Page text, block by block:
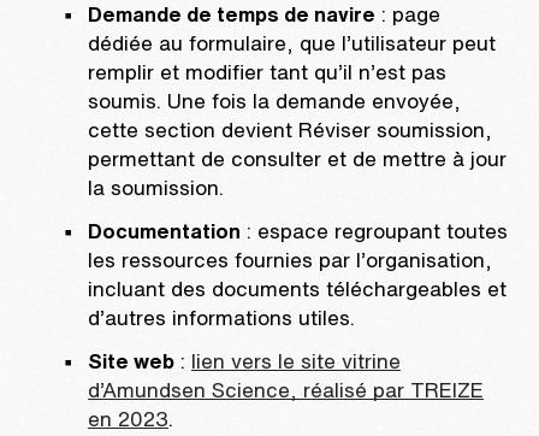
Demande de temps de navire : page
dédiée au formulaire, que l’utilisateur peut
remplir et modifier tant qu’il n’est pas
soumis. Une fois la demande envoyée,
cette section devient Réviser soumission,
permettant de consulter et de mettre à jour
la soumission.
Documentation : espace regroupant toutes
les ressources fournies par l’organisation,
incluant des documents téléchargeables et
d’autres informations utiles.
Site web : lien vers le site vitrine
d’Amundsen Science, réalisé par TREIZE
en 2023.